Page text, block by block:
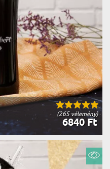
(265 vélemény)
6840 Ft